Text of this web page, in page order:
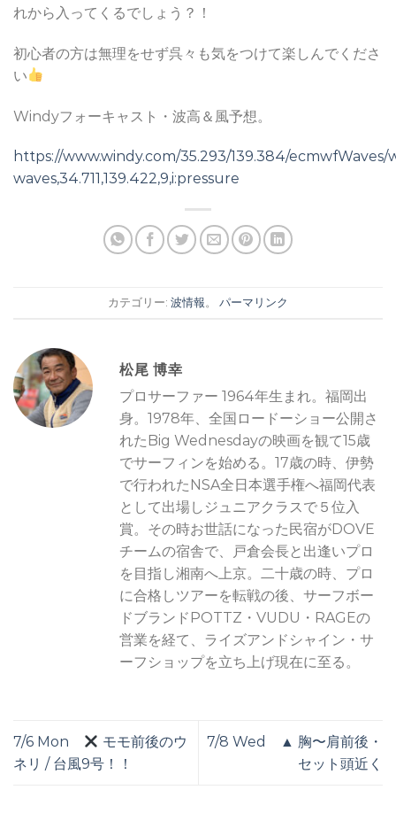
れから入ってくるでしょう？！
初心者の方は無理をせず呉々も気をつけて楽しんでくださ
い
Windyフォーキャスト・波高＆風予想。
https://www.windy.com/35.293/139.384/ecmwfWaves/
waves,34.711,139.422,9,i:pressure
カテゴリー: 波情報 。 パーマリンク
松尾 博幸
プロサーファー 1964年生まれ。福岡出
身。1978年、全国ロードーショー公開さ
れたBig Wednesdayの映画を観て15歳
でサーフィンを始める。17歳の時、伊勢
で行われたNSA全日本選手権へ福岡代表
として出場しジュニアクラスで５位入
賞。その時お世話になった民宿がDOVE
チームの宿舎で、戸倉会長と出逢いプロ
を目指し湘南へ上京。二十歳の時、プロ
に合格しツアーを転戦の後、サーフボー
ドブランドPOTTZ・VUDU・RAGEの
営業を経て、ライズアンドシャイン・サ
ーフショップを立ち上げ現在に至る。
7/6 Mon
モモ前後のウ
ネリ / 台風9号！！
7/8 Wed ▲ 胸〜肩前後・
セット頭近く